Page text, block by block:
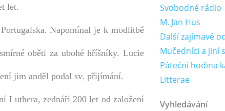
let.
Napomínal je k modlitbě
oběti za ubohé hříšníky. Lucie
jim anděl podal sv. přijímání.
Luthera, zednáři 200 let od založení
Svobodné rádio
M. Jan Hus
Další zajímavé
Mučedníci a jiní
Páteční hodina
Litterae
Vyhledávání